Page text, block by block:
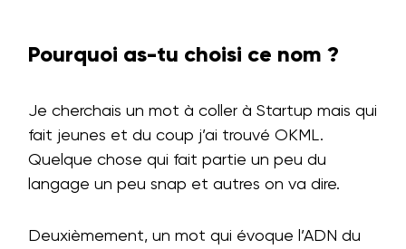
Pourquoi as-tu choisi ce nom ?
Je cherchais un mot à coller à Startup mais qui
fait jeunes et du coup j’ai trouvé OKML.
Quelque chose qui fait partie un peu du
langage un peu snap et autres on va dire.
Deuxièmement, un mot qui évoque l’ADN du